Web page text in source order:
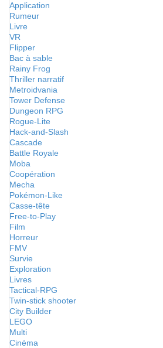
Application
Rumeur
Livre
VR
Flipper
Bac à sable
Rainy Frog
Thriller narratif
Metroidvania
Tower Defense
Dungeon RPG
Rogue-Lite
Hack-and-Slash
Cascade
Battle Royale
Moba
Coopération
Mecha
Pokémon-Like
Casse-tête
Free-to-Play
Film
Horreur
FMV
Survie
Exploration
Livres
Tactical-RPG
Twin-stick shooter
City Builder
LEGO
Multi
Cinéma